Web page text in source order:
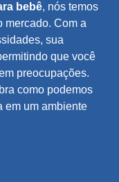
bebê, nós temos
mercado. Com a
sua
que você
preocupações.
como podemos
em um ambiente